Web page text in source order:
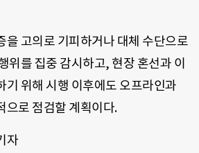
을 고의로 기피하거나 대체 수단으로
위를 집중 감시하고, 현장 혼선과 이
기 위해 시행 이후에도 오프라인과
으로 점검할 계획이다.
자